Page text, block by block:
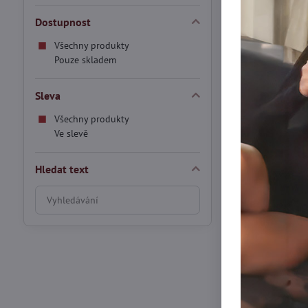
nekonvenčním,
Legíny seLegíny
Skladem
479 Kč
Sportovní
Dostupnost
Všechny produkty
Pouze skladem
Sleva
Všechny produkty
Ve slevě
Hledat text
Prohledat
výsledky